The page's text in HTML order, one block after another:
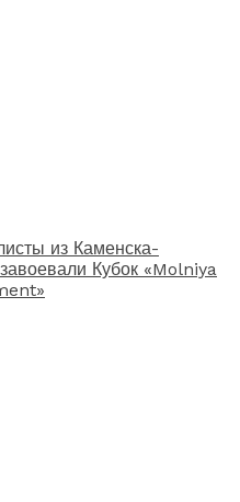
из Каменска-
Кубок «Molniya